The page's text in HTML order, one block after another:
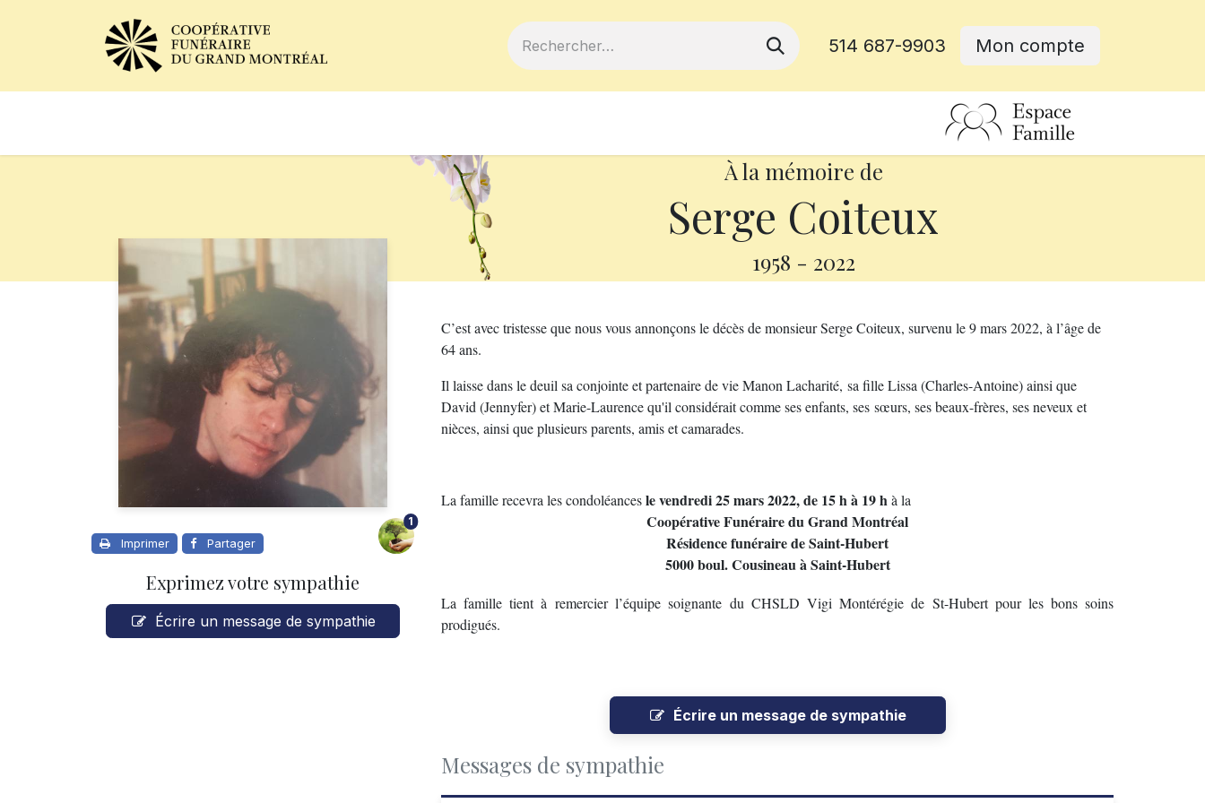
514 687-9903 Mon compte
À la mémoire de
Serge Coiteux
1958 - 2022
Imprimer Partager
1
Exprimez votre sympathie
Écrire un message de sympathie
C’est avec tristesse que nous vous annonçons le décès de monsieur Serge Coiteux, survenu le 9 mars 2022, à l’âge de
64 ans.
Il laisse dans le deuil sa conjointe et partenaire de vie Manon Lacharité, sa fille Lissa (Charles-Antoine) ainsi que
David (Jennyfer) et Marie-Laurence qu'il considérait comme ses enfants, ses sœurs, ses beaux-frères, ses neveux et
nièces, ainsi que plusieurs parents, amis et camarades.
La famille recevra les condoléancesle vendredi 25 mars 2022, de 15 h à 19 hà la
Coopérative Funéraire du Grand Montréal
Résidence funéraire de Saint-Hubert
5000 boul. Cousineau à Saint-Hubert
La famille tient à remercier l’équipe soignante du CHSLD Vigi Montérégie de St-Hubert pour les bons soins
prodigués.
Écrire un message de sympathie
Messages de sympathie